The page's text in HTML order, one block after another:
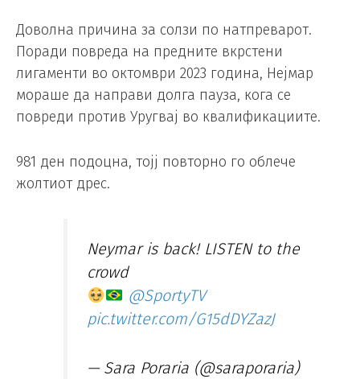
Доволна причина за солзи по натпреварот.
Поради повреда на предните вкрстени
лигаменти во октомври 2023 година, Нејмар
мораше да направи долга пауза, кога се
повреди против Уругвај во квалификациите.
981 ден подоцна, тојј повторно го облече
жолтиот дрес.
Neymar is back! LISTEN to the
crowd
@SportyTV
pic.twitter.com/G15dDYZazJ
— Sara Poraria (@saraporaria)